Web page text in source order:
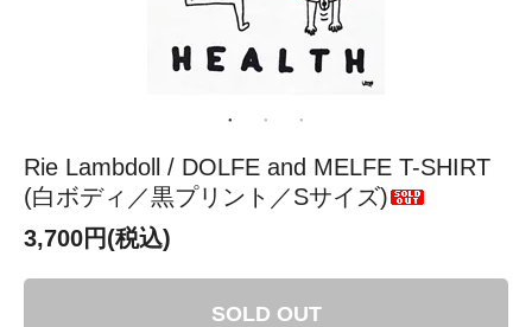
Rie Lambdoll / DOLFE and MELFE T-SHIRT
(白ボディ／黒プリント／Sサイズ)
3,700円(税込)
SOLD OUT